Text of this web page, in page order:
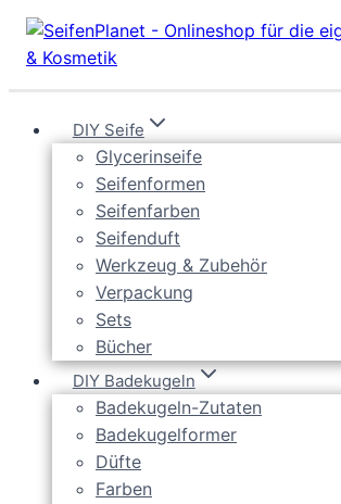
DIY Seife
Glycerinseife
Seifenformen
Seifenfarben
Seifenduft
Werkzeug & Zubehör
Verpackung
Sets
Bücher
DIY Badekugeln
Badekugeln-Zutaten
Badekugelformer
Düfte
Farben